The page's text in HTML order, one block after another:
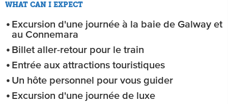
WHAT CAN I EXPECT
Excursion d'une journée à la baie de Galway et
au Connemara
Billet aller-retour pour le train
Entrée aux attractions touristiques
Un hôte personnel pour vous guider
Excursion d'une journée de luxe